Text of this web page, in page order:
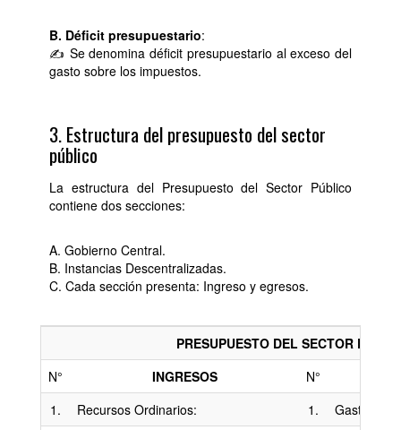
B. Déficit presupuestario:
✍ Se denomina déficit presupuestario al exceso del
gasto sobre los impuestos.
3. Estructura del presupuesto del sector
público
La estructura del Presupuesto del Sector Público
contiene dos secciones:
A. Gobierno Central.
B. Instancias Descentralizadas.
C. Cada sección presenta: Ingreso y egresos.
PRESUPUESTO DEL SECTOR
N°
INGRESOS
N°
1.
Recursos Ordinarios: 1.
Gastos